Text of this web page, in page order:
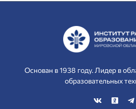
Основан в 1938 году. Лидер в
образовательных